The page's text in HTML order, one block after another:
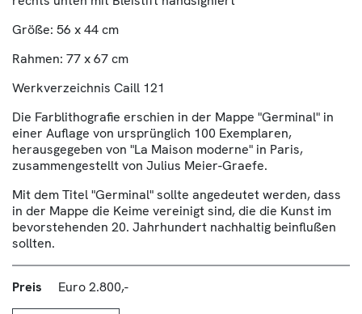
Größe: 56 x 44 cm
Rahmen: 77 x 67 cm
Werkverzeichnis Caill 121
Die Farblithografie erschien in der Mappe "Germinal" in
einer Auflage von ursprünglich 100 Exemplaren,
herausgegeben von "La Maison moderne" in Paris,
zusammengestellt von Julius Meier-Graefe.
Mit dem Titel "Germinal" sollte angedeutet werden, dass
in der Mappe die Keime vereinigt sind, die die Kunst im
bevorstehenden 20. Jahrhundert nachhaltig beinflußen
sollten.
Preis Euro 2.800,-